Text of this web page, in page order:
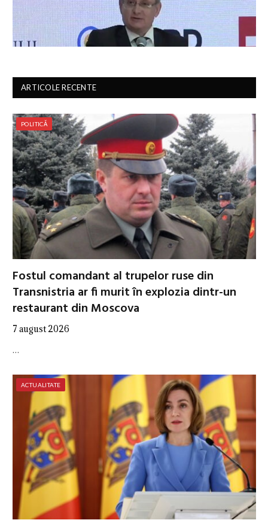
ARTICOLE RECENTE
POLITICĂ
Fostul comandant al trupelor ruse din
Transnistria ar fi murit în explozia dintr-un
restaurant din Moscova
7 august 2026
…
ACTUALITATE